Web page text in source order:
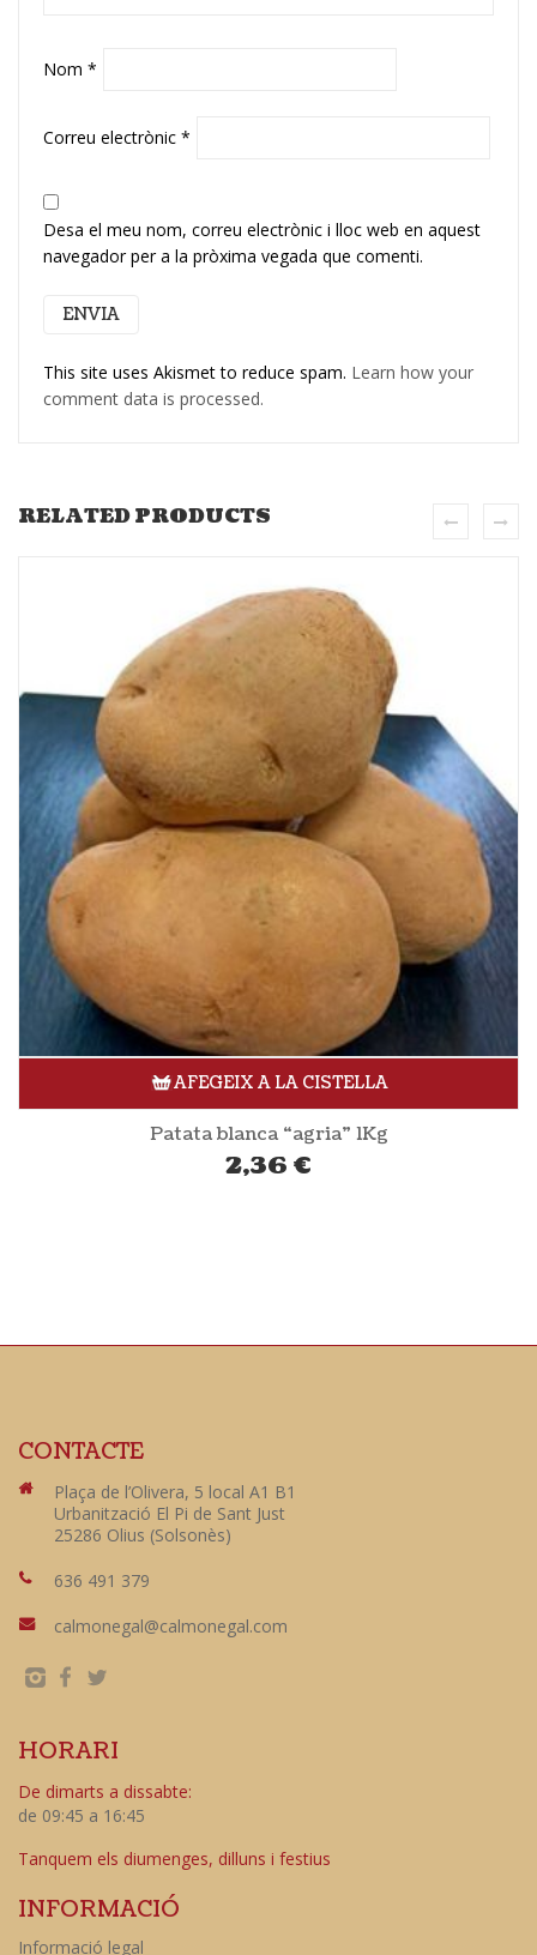
Nom *
Correu electrònic *
Desa el meu nom, correu electrònic i lloc web en aquest
navegador per a la pròxima vegada que comenti.
This site uses Akismet to reduce spam. Learn how your
comment data is processed.
RELATED PRODUCTS
AFEGEIX A LA CISTELLA
Patata blanca “agria” 1Kg
2,36 €
CONTACTE
Plaça de l’Olivera, 5 local A1 B1
Urbanització El Pi de Sant Just
25286 Olius (Solsonès)
636 491 379
calmonegal@calmonegal.com
HORARI
De dimarts a dissabte:
de 09:45 a 16:45
Tanquem els diumenges, dilluns i festius
INFORMACIÓ
Informació legal